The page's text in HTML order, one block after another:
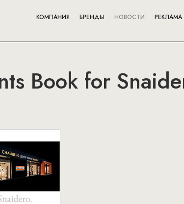
КОМПАНИЯ БРЕНДЫ НОВОСТИ РЕКЛАМА
Book for